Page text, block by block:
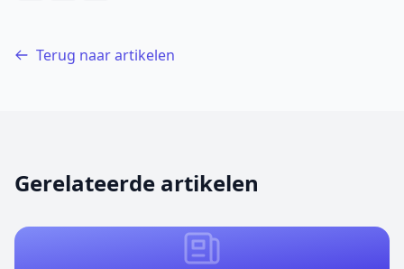
Terug naar artikelen
Gerelateerde artikelen